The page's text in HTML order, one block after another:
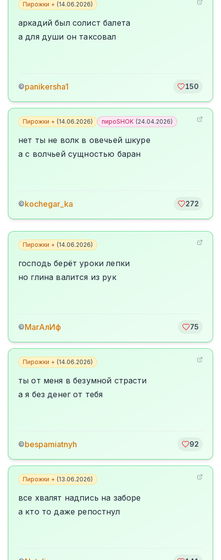
Пирожки + (14.06.2026)
аркадий был солист балета
а для души он таксовал
©panikersha1 150
Пирожки + (14.06.2026) пироSHOK (24.04.2026)
нет ты не волк в овечьей шкуре
а с волчьей сущностью баран
©kochegar_ka 272
Пирожки + (14.06.2026)
господь берёт уроки лепки
но глина валится из рук
©МагАлИф 75
Пирожки + (14.06.2026)
ты от меня в безумной страсти
а я без денег от тебя
©bespamiatnyh 92
Пирожки + (13.06.2026)
все хвалят надпись на заборе
а кто то даже репостнул